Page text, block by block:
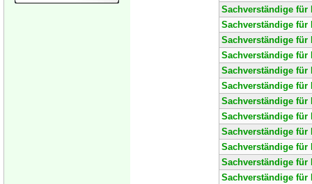
Sachverständige für
Sachverständige für
Sachverständige für
Sachverständige für
Sachverständige für
Sachverständige für
Sachverständige für
Sachverständige für
Sachverständige für
Sachverständige für
Sachverständige für
Sachverständige